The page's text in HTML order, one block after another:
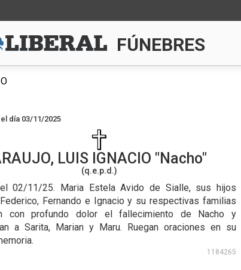
FÚNEBRES
día 03/11/2025
LUIS IGNACIO Nacho
(q.e.p.d.)
02/11/25. Maria Estela Avido de Sialle, sus hijos
Fernando e Ignacio y su respectivas familias
con profundo dolor el fallecimiento de Nacho y
a Sarita, Marian y Maru. Ruegan oraciones en su
1184265